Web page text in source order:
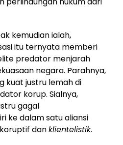
kemudian ialah,
itu ternyata memberi
predator menjarah
negara. Parahnya,
kuat justru lemah di
korup. Sialnya,
gagal
ke dalam satu aliansi
danklientelistik.